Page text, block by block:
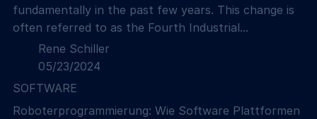
fundamentally in the past few years. This change is
often referred to as the Fourth Industrial...
Rene Schiller
05/23/2024
SOFTWARE
Roboterprogrammierung: Wie Software Plattformen